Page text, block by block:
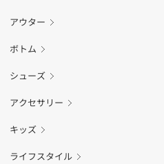
アウター
ボトム
シューズ
アクセサリー
キッズ
ライフスタイル